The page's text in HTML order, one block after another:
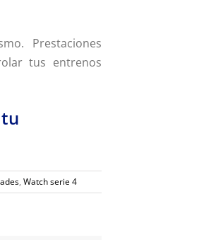
Prestaciones
tus entrenos
, Watch serie 4